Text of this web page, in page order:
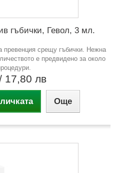
гъбички, Гевол, 3 мл.
превенция срещу гъбички. Нежна
е предвидено за около
17,80 лв
Още